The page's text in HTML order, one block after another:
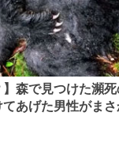
】森で見つけた瀕
あげた男性がまさ